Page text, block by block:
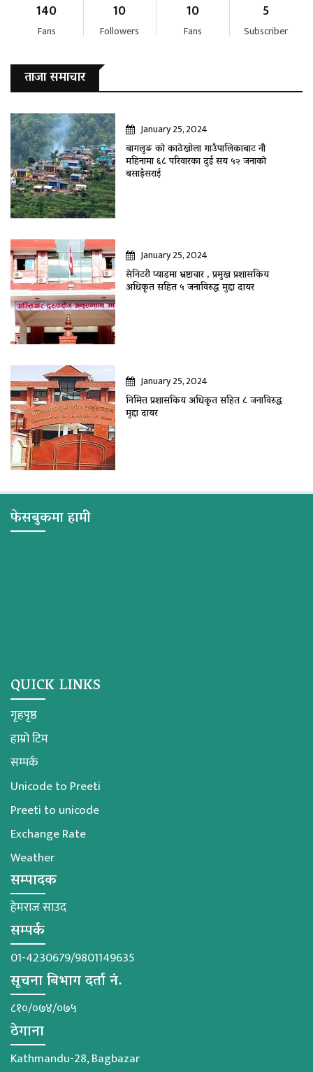
140
Fans
10
Followers
10
Fans
5
Subscriber
ताजा समाचार
January 25, 2024
बागलुङ काे काठेखोला गाउँपालिकाबाट नौ
महिनामा ६८ परिवारका दुई सय ५२ जनाकाे
बसाइँसराई
January 25, 2024
सेनिटरी प्याडमा भ्रष्टाचार , प्रमुख प्रशासकिय
अधिकृत सहित ५ जनाविरुद्ध मुद्दा दायर
January 25, 2024
निमित्त प्रशासकिय अधिकृत सहित ८ जनाविरुद्ध
मुद्दा दायर
फेसबुकमा हामी
QUICK LINKS
गृहपृष्ठ
हाम्रो टिम
सम्पर्क
Unicode to Preeti
Preeti to unicode
Exchange Rate
Weather
सम्पादक
हेमराज साउद
सम्पर्क
01-4230679/9801149635
सूचना बिभाग दर्ता नं.
८१०/०७४/०७५
ठेगाना
Kathmandu-28, Bagbazar